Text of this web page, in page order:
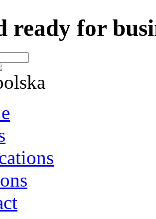
ready for